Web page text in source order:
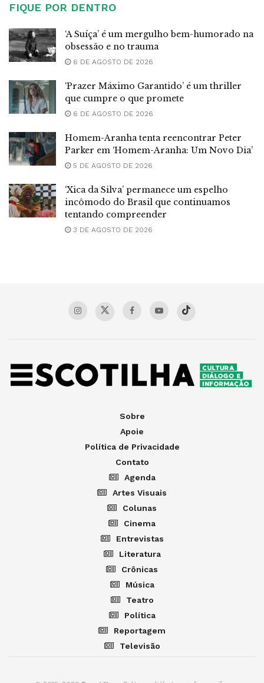
FIQUE POR DENTRO
‘A Suíça’ é um mergulho bem-humorado na
obsessão e no trauma
6 DE AGOSTO DE 2026
‘Prazer Máximo Garantido’ é um thriller
que cumpre o que promete
6 DE AGOSTO DE 2026
Homem-Aranha tenta reencontrar Peter
Parker em ‘Homem-Aranha: Um Novo Dia’
5 DE AGOSTO DE 2026
‘Xica da Silva’ permanece um espelho
incômodo do Brasil que continuamos
tentando compreender
3 DE AGOSTO DE 2026
Sobre
Apoie
Política de Privacidade
Contato
Agenda
Artes Visuais
Colunas
Cinema
Entrevistas
Literatura
Crônicas
Música
Teatro
Política
Reportagem
Televisão